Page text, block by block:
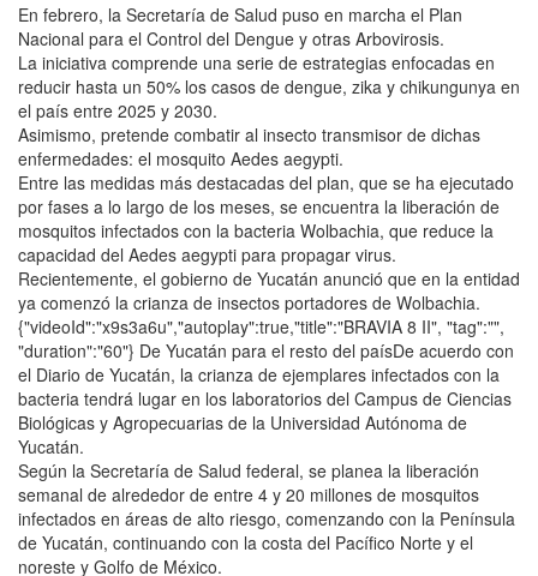
En febrero, la Secretaría de Salud puso en marcha el Plan
Nacional para el Control del Dengue y otras Arbovirosis.
La iniciativa comprende una serie de estrategias enfocadas en
reducir hasta un 50% los casos de dengue, zika y chikungunya en
el país entre 2025 y 2030.
Asimismo, pretende combatir al insecto transmisor de dichas
enfermedades: el mosquito Aedes aegypti.
Entre las medidas más destacadas del plan, que se ha ejecutado
por fases a lo largo de los meses, se encuentra la liberación de
mosquitos infectados con la bacteria Wolbachia, que reduce la
capacidad del Aedes aegypti para propagar virus.
Recientemente, el gobierno de Yucatán anunció que en la entidad
ya comenzó la crianza de insectos portadores de Wolbachia.
{"videoId":"x9s3a6u","autoplay":true,"title":"BRAVIA 8 II", "tag":"",
"duration":"60"} De Yucatán para el resto del paísDe acuerdo con
el Diario de Yucatán, la crianza de ejemplares infectados con la
bacteria tendrá lugar en los laboratorios del Campus de Ciencias
Biológicas y Agropecuarias de la Universidad Autónoma de
Yucatán.
Según la Secretaría de Salud federal, se planea la liberación
semanal de alrededor de entre 4 y 20 millones de mosquitos
infectados en áreas de alto riesgo, comenzando con la Península
de Yucatán, continuando con la costa del Pacífico Norte y el
noreste y Golfo de México.